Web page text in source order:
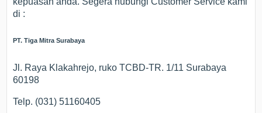
di :
PT. Tiga Mitra Surabaya
Jl. Raya Klakahrejo, ruko TCBD-TR. 1/11 Surabaya
60198
Telp. (031) 51160405